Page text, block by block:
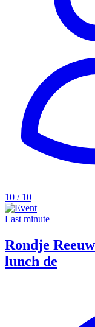
10 / 10
Last minute
Rondje
lunch de